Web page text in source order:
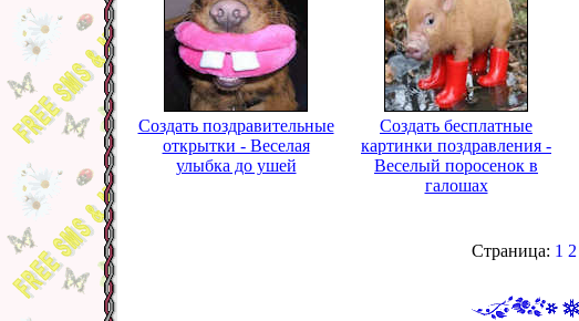
Создать поздравительные
открытки - Веселая
улыбка до ушей
Создать бесплатные
картинки поздравления -
Веселый поросенок в
галошах
Страница: 1 2